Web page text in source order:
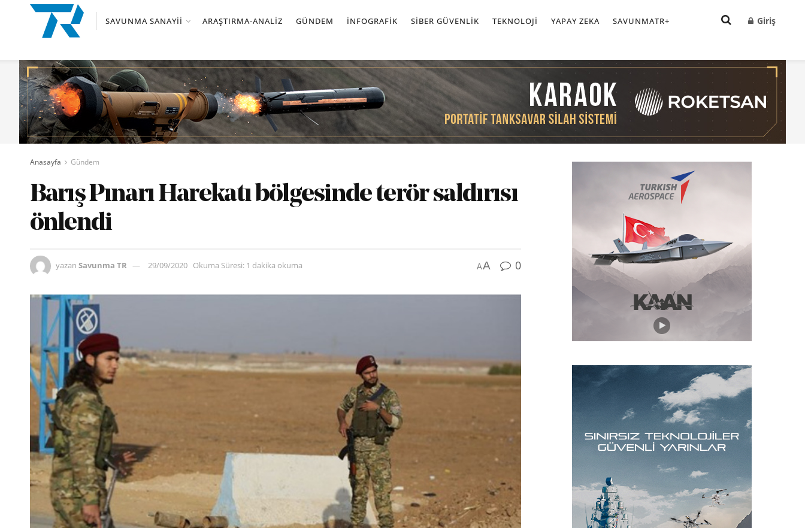
SAVUNMA SANAYII ARAŞTIRMA-ANALIZ GÜNDEM İNFOGRAFIK SIBER GÜVENLIK TEKNOLOJI YAPAY ZEKA SAVUNMATR+ Giriş
Anasayfa Gündem
Barış Pınarı Harekatı bölgesinde terör saldırısı
önlendi
yazan Savunma TR 29/09/2020 Okuma Süresi: 1 dakika okuma AA 0